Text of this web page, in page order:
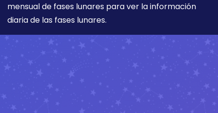
mensual de fases lunares para ver la información
diaria de las fases lunares.